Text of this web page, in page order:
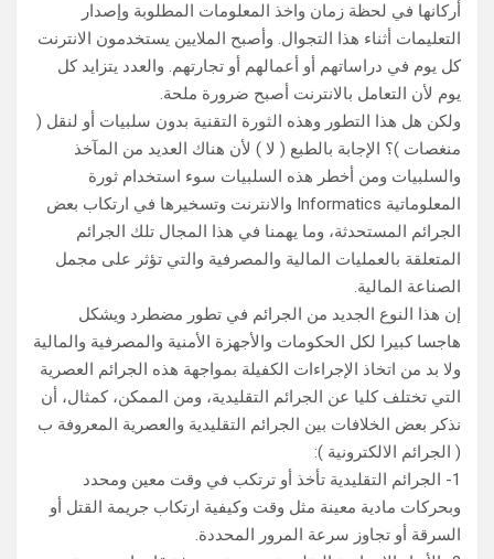
أركانھا في لحظة زمان واخذ المعلومات المطلوبة وإصدار
التعلیمات أثناء ھذا التجوال. وأصبح الملایین یستخدمون الانترنت
كل یوم في دراساتھم أو أعمالھم أو تجارتھم. والعدد یتزاید كل
یوم لأن التعامل بالانترنت أصبح ضرورة ملحة.
ولكن ھل ھذا التطور وھذه الثورة التقنیة بدون سلبیات أو لنقل (
منغصات )؟ الإجابة بالطبع ( لا ) لأن ھناك العدید من المآخذ
والسلبیات ومن أخطر ھذه السلبیات سوء استخدام ثورة
المعلوماتیة Informatics والانترنت وتسخیرھا في ارتكاب بعض
الجرائم المستحدثة، وما یھمنا في ھذا المجال تلك الجرائم
المتعلقة بالعملیات المالیة والمصرفیة والتي تؤثر على مجمل
الصناعة المالیة.
إن ھذا النوع الجدید من الجرائم في تطور مضطرد ویشكل
ھاجسا كبیرا لكل الحكومات والأجھزة الأمنیة والمصرفیة والمالیة
ولا بد من اتخاذ الإجراءات الكفیلة بمواجھة ھذه الجرائم العصریة
التي تختلف كلیا عن الجرائم التقلیدیة، ومن الممكن، كمثال، أن
نذكر بعض الخلافات بین الجرائم التقلیدیة والعصریة المعروفة ب
( الجرائم الالكترونیة ):
1- الجرائم التقلیدیة تأخذ أو ترتكب في وقت معین ومحدد
وبحركات مادیة معینة مثل وقت وكیفیة ارتكاب جریمة القتل أو
السرقة أو تجاوز سرعة المرور المحددة.